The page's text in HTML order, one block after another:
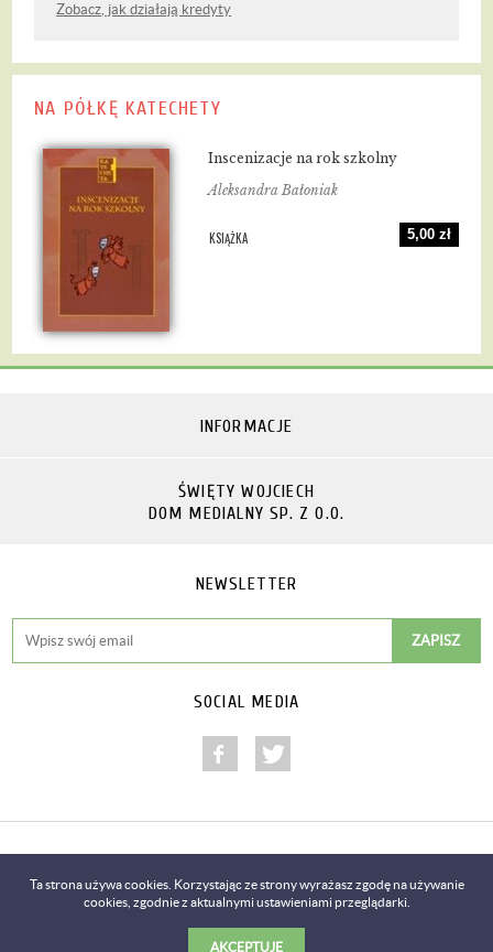
Zobacz, jak działają kredyty
NA PÓŁKĘ KATECHETY
Inscenizacje na rok szkolny
Aleksandra Bałoniak
KSIĄŻKA 5,00 zł
INFORMACJE
ŚWIĘTY WOJCIECH
DOM MEDIALNY SP. Z O.O.
NEWSLETTER
SOCIAL MEDIA
Copyright © 2014-2018
RealizacjaPredictes.com
Ta strona używa cookies. Korzystając ze strony wyrażasz zgodę na używanie
cookies, zgodnie z aktualnymi ustawieniami przeglądarki.
AKCEPTUJĘ